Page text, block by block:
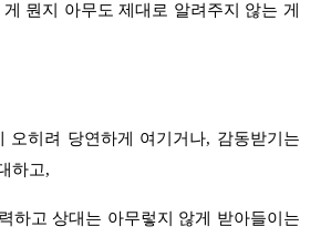
뭔지 아무도 제대로 알려주지 않는 게
오히려 당연하게 여기거나, 감동받기는
하고,
하고 상대는 아무렇지 않게 받아들이는